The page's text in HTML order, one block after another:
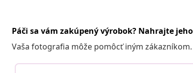
Páči sa vám zakúpený výrobok? Nahrajte
Vaša fotografia môže pomôcť iným